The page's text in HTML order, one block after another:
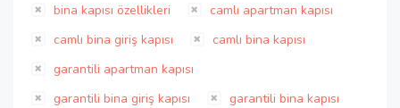
bina kapısı özellikleri
camlı apartman kapısı
camlı bina giriş kapısı
camlı bina kapısı
garantili apartman kapısı
garantili bina giriş kapısı
garantili bina kapısı